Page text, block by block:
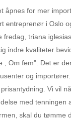
åpnes for mer
entreprenør i Oslo
fredag, triana
indre kvaliteter
, Om fem". Det er
og
Vi vil
med
skal du tømme